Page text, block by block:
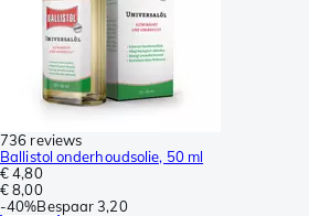
736 reviews
Ballistol onderhoudsolie, 50 ml
€ 4,80
€ 8,00
-40%Bespaar 3,20